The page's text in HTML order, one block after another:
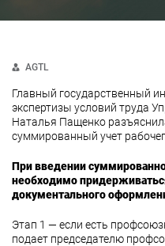
AGTL
Главный государственный
экспертизы условий труда
Наталья Пащенко
суммированный учет
При введении
необходимо
документального
Этап 1 — если есть
подает председателю